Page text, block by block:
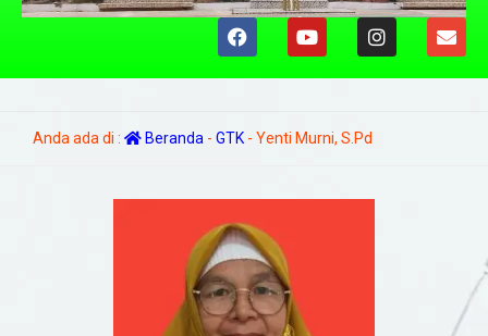
Anda ada di : Beranda - GTK - Yenti Murni, S.Pd